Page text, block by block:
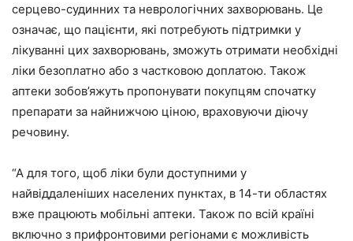
серцево-судинних та неврологічних захворювань. Це
означає, що пацієнти, які потребують підтримки у
лікуванні цих захворювань, зможуть отримати необхідні
ліки безоплатно або з частковою доплатою. Також
аптеки зобов’яжуть пропонувати покупцям спочатку
препарати за найнижчою ціною, враховуючи діючу
речовину.
“А для того, щоб ліки були доступними у
найвіддаленіших населених пунктах, в 14-ти областях
вже працюють мобільні аптеки. Також по всій країні
включно з прифронтовими регіонами є можливість